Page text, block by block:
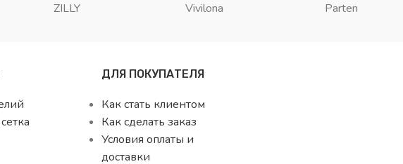
ZILLY Vivilona Parten
ДЛЯ ПОКУПАТЕЛЯ
Как стать клиентом
Как сделать заказ
Условия оплаты и
доставки